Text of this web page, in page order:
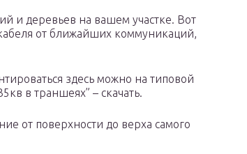
и деревьев на вашем участке. Вот
от ближайших коммуникаций,
здесь можно на типовой
в траншеях” – скачать.
от поверхности до верха самого